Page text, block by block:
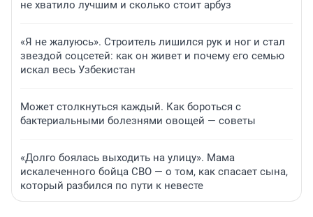
не хватило лучшим и сколько стоит арбуз
«Я не жалуюсь». Строитель лишился рук и ног и стал
звездой соцсетей: как он живет и почему его семью
искал весь Узбекистан
Может столкнуться каждый. Как бороться с
бактериальными болезнями овощей — советы
«Долго боялась выходить на улицу». Мама
искалеченного бойца СВО — о том, как спасает сына,
который разбился по пути к невесте